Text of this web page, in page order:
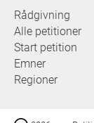
Rådgivning
Alle petitioner
Start petition
Emner
Regioner